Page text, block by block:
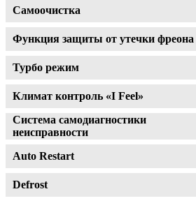
Самоочистка
Функция защиты от утечки фреона
Турбо режим
Климат контроль «I Feel»
Система самодиагностики
неисправности
Auto Restart
Defrost